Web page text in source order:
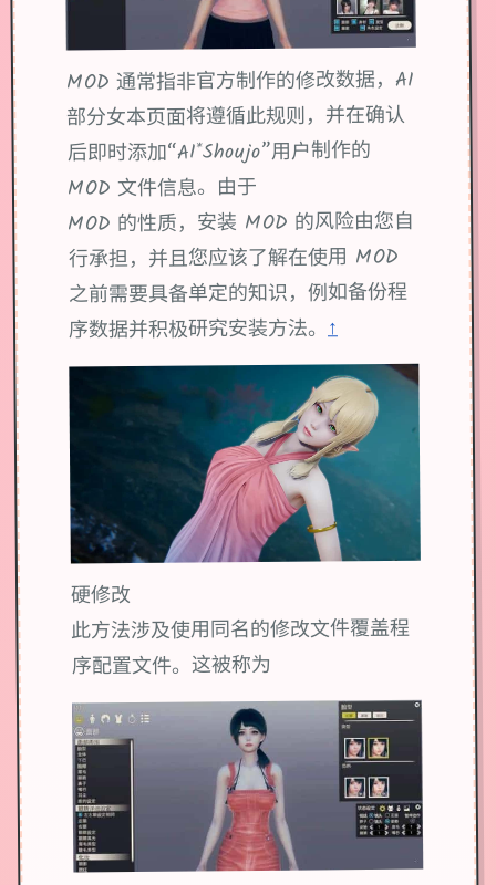
MOD 通常指非官方制作的修改数据，AI
部分女本页面将遵循此规则，并在确认
后即时添加“AI*Shoujo”用户制作的
MOD 文件信息。由于
MOD 的性质，安装 MOD 的风险由您自
行承担，并且您应该了解在使用 MOD
之前需要具备单定的知识，例如备份程
序数据并积极研究安装方法。↑
硬修改
此方法涉及使用同名的修改文件覆盖程
序配置文件。这被称为